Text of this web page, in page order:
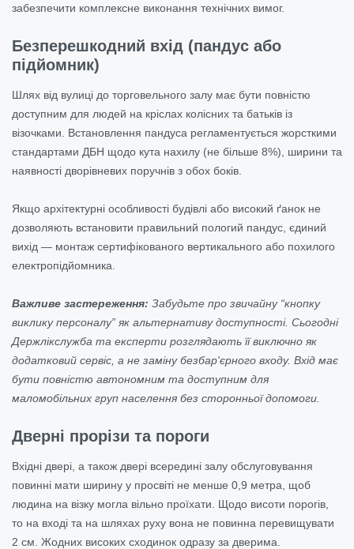
забезпечити комплексне виконання технічних вимог.
Безперешкодний вхід (пандус або
підйомник)
Шлях від вулиці до торговельного залу має бути повністю
доступним для людей на кріслах колісних та батьків із
візочками. Встановлення пандуса регламентується жорсткими
стандартами ДБН щодо кута нахилу (не більше 8%), ширини та
наявності дворівневих поручнів з обох боків.
Якщо архітектурні особливості будівлі або високий ґанок не
дозволяють встановити правильний пологий пандус, єдиний
вихід — монтаж сертифікованого вертикального або похилого
електропідйомника.
Важливе застереження: Забудьте про звичайну “кнопку
виклику персоналу” як альтернативу доступності. Сьогодні
Держлікслужба та експерти розглядають її виключно як
додатковий сервіс, а не заміну безбар'єрного входу. Вхід має
бути повністю автономним та доступним для
маломобільних груп населення без сторонньої допомоги.
Дверні прорізи та пороги
Вхідні двері, а також двері всередині залу обслуговування
повинні мати ширину у просвіті не менше 0,9 метра, щоб
людина на візку могла вільно проїхати. Щодо висоти порогів,
то на вході та на шляхах руху вона не повинна перевищувати
2 см. Жодних високих сходинок одразу за дверима.